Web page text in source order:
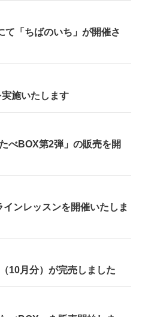
て「ちばのいち」が開催さ
施いたします
べBOX第2弾」の販売を開
ンレッスンを開催いたしま
10月分）が完売しました